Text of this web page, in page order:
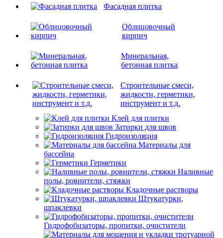
Фасадная плитка
Облицовочный
кирпич
Минеральная,
бетонная плитка
Строительные смеси,
жидкости, герметики,
инструмент и т.д.
Клей для плитки
Затирки для швов
Гидроизоляция
Материалы для
бассейна
Герметики
Наливные
полы, ровнители, стяжки
Кладочные растворы
Штукатурки,
шпаклевки
Гидрофобизаторы, пропитки, очистители